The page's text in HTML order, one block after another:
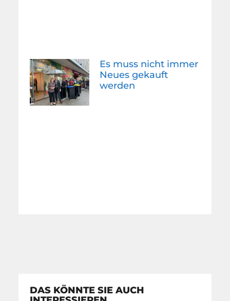
Es muss nicht immer
Neues gekauft
werden
DAS KÖNNTE SIE AUCH